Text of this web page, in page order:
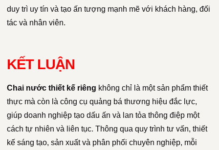
duy trì uy tín và tạo ấn tượng mạnh mẽ với khách hàng, đối
tác và nhân viên.
KẾT LUẬN
Chai nước thiết kế riêng không chỉ là một sản phẩm thiết
thực mà còn là công cụ quảng bá thương hiệu đắc lực,
giúp doanh nghiệp tạo dấu ấn và lan tỏa thông điệp một
cách tự nhiên và liên tục. Thông qua quy trình tư vấn, thiết
kế sáng tạo, sản xuất và phân phối chuyên nghiệp, mỗi